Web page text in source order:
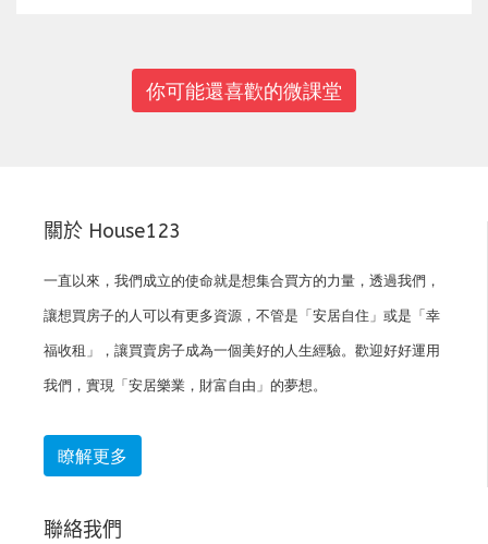
你可能還喜歡的微課堂
關於 House123
一直以來，我們成立的使命就是想集合買方的力量，透過我們，
讓想買房子的人可以有更多資源，不管是「安居自住」或是「幸
福收租」，讓買賣房子成為一個美好的人生經驗。歡迎好好運用
我們，實現「安居樂業，財富自由」的夢想。
瞭解更多
聯絡我們